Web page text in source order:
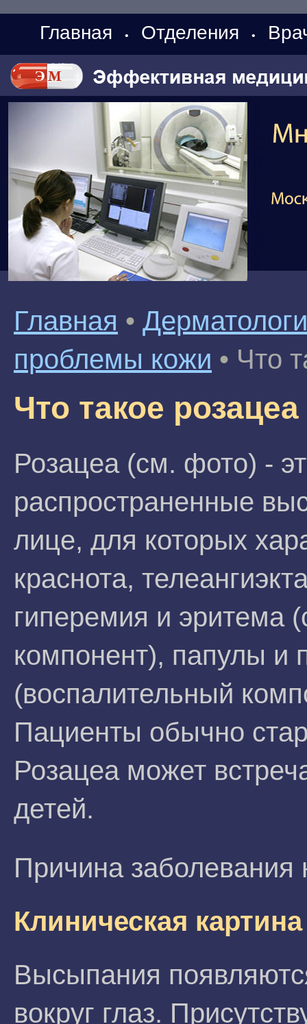
Главная • Отделения •
Главная •
проблемы кожи • Что
Что такое розацеа
Розацеа (см. фото) -
распространенные
лице, для которых
краснота,
гиперемия и эритема
компонент), папулы и
(воспалительный
Пациенты обычно
Розацеа может
детей.
Причина заболевания
Клиническая
Высыпания
вокруг глаз.